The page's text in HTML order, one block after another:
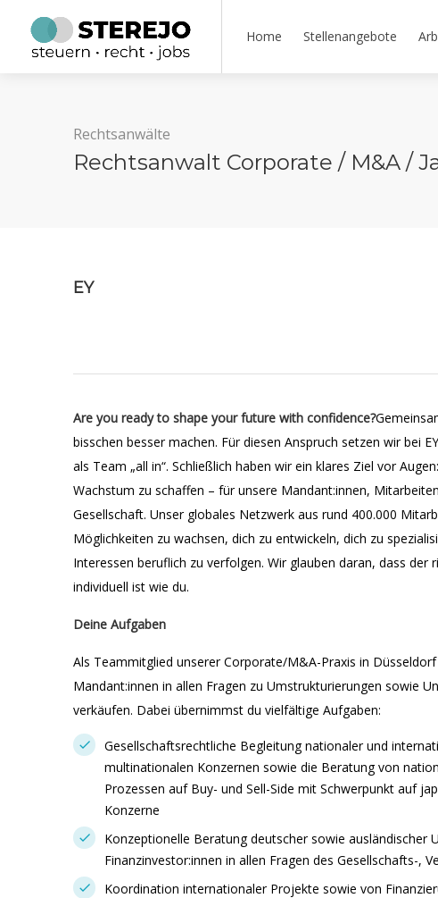
Home Stellenangebote
Rechtsanwälte
Rechtsanwalt Corporate / M&A /
EY
Are you ready to shape your future with confidence?
bisschen besser machen. Für diesen Anspruch setzen wir bei
als Team „all in“. Schließlich haben wir ein klares Ziel vor
Wachstum zu schaffen – für unsere Mandant:innen,
Gesellschaft. Unser globales Netzwerk aus rund 400.000
Möglichkeiten zu wachsen, dich zu entwickeln, dich zu
Interessen beruflich zu verfolgen. Wir glauben daran, dass der
individuell ist wie du.
Deine Aufgaben
Als Teammitglied unserer Corporate/M&A-Praxis in
Mandant:innen in allen Fragen zu Umstrukturierungen sowie
verkäufen. Dabei übernimmst du vielfältige Aufgaben:
Gesellschaftsrechtliche Begleitung nationaler und
multinationalen Konzernen sowie die Beratung von
Prozessen auf Buy- und Sell-Side mit Schwerpunkt auf
Konzerne
Konzeptionelle Beratung deutscher sowie ausländischer
Finanzinvestor:innen in allen Fragen des Gesellschafts-,
Koordination internationaler Projekte sowie von